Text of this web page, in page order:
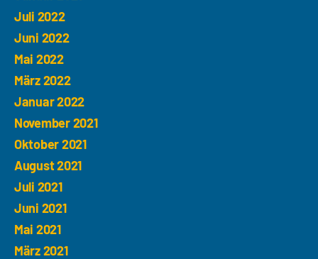
Juli 2022
Juni 2022
Mai 2022
März 2022
Januar 2022
November 2021
Oktober 2021
August 2021
Juli 2021
Juni 2021
Mai 2021
März 2021